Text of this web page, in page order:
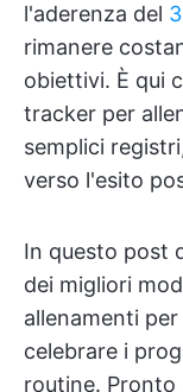
l'aderenza del
rimanere
obiettivi. È qui
tracker per
semplici
verso l'esito
In questo post
dei migliori
allenamenti
celebrare i
routine. Pronto